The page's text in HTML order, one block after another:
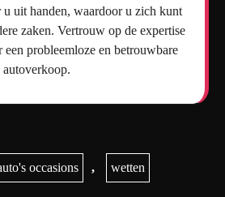
uit handen, waardoor u zich kunt
zaken. Vertrouw op de expertise
probleemloze en betrouwbare
occasions , wetten